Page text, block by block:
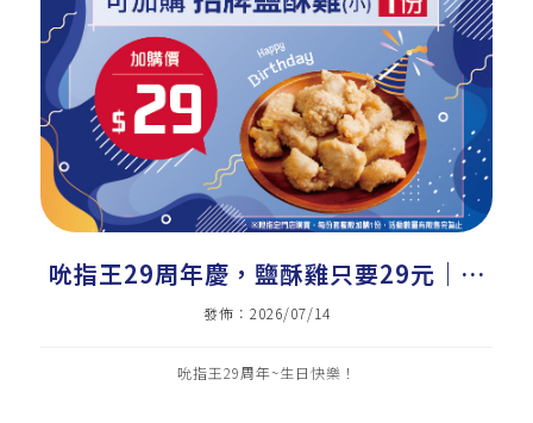
吮指王29周年慶，鹽酥雞只要29元｜美
式炸雞加盟｜炸雞店加盟｜雞排加盟｜小
發佈：2026/07/14
吮指王29周年~生日快樂！